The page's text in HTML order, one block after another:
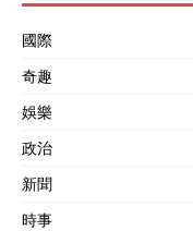
國際
奇趣
娛樂
政治
新聞
時事